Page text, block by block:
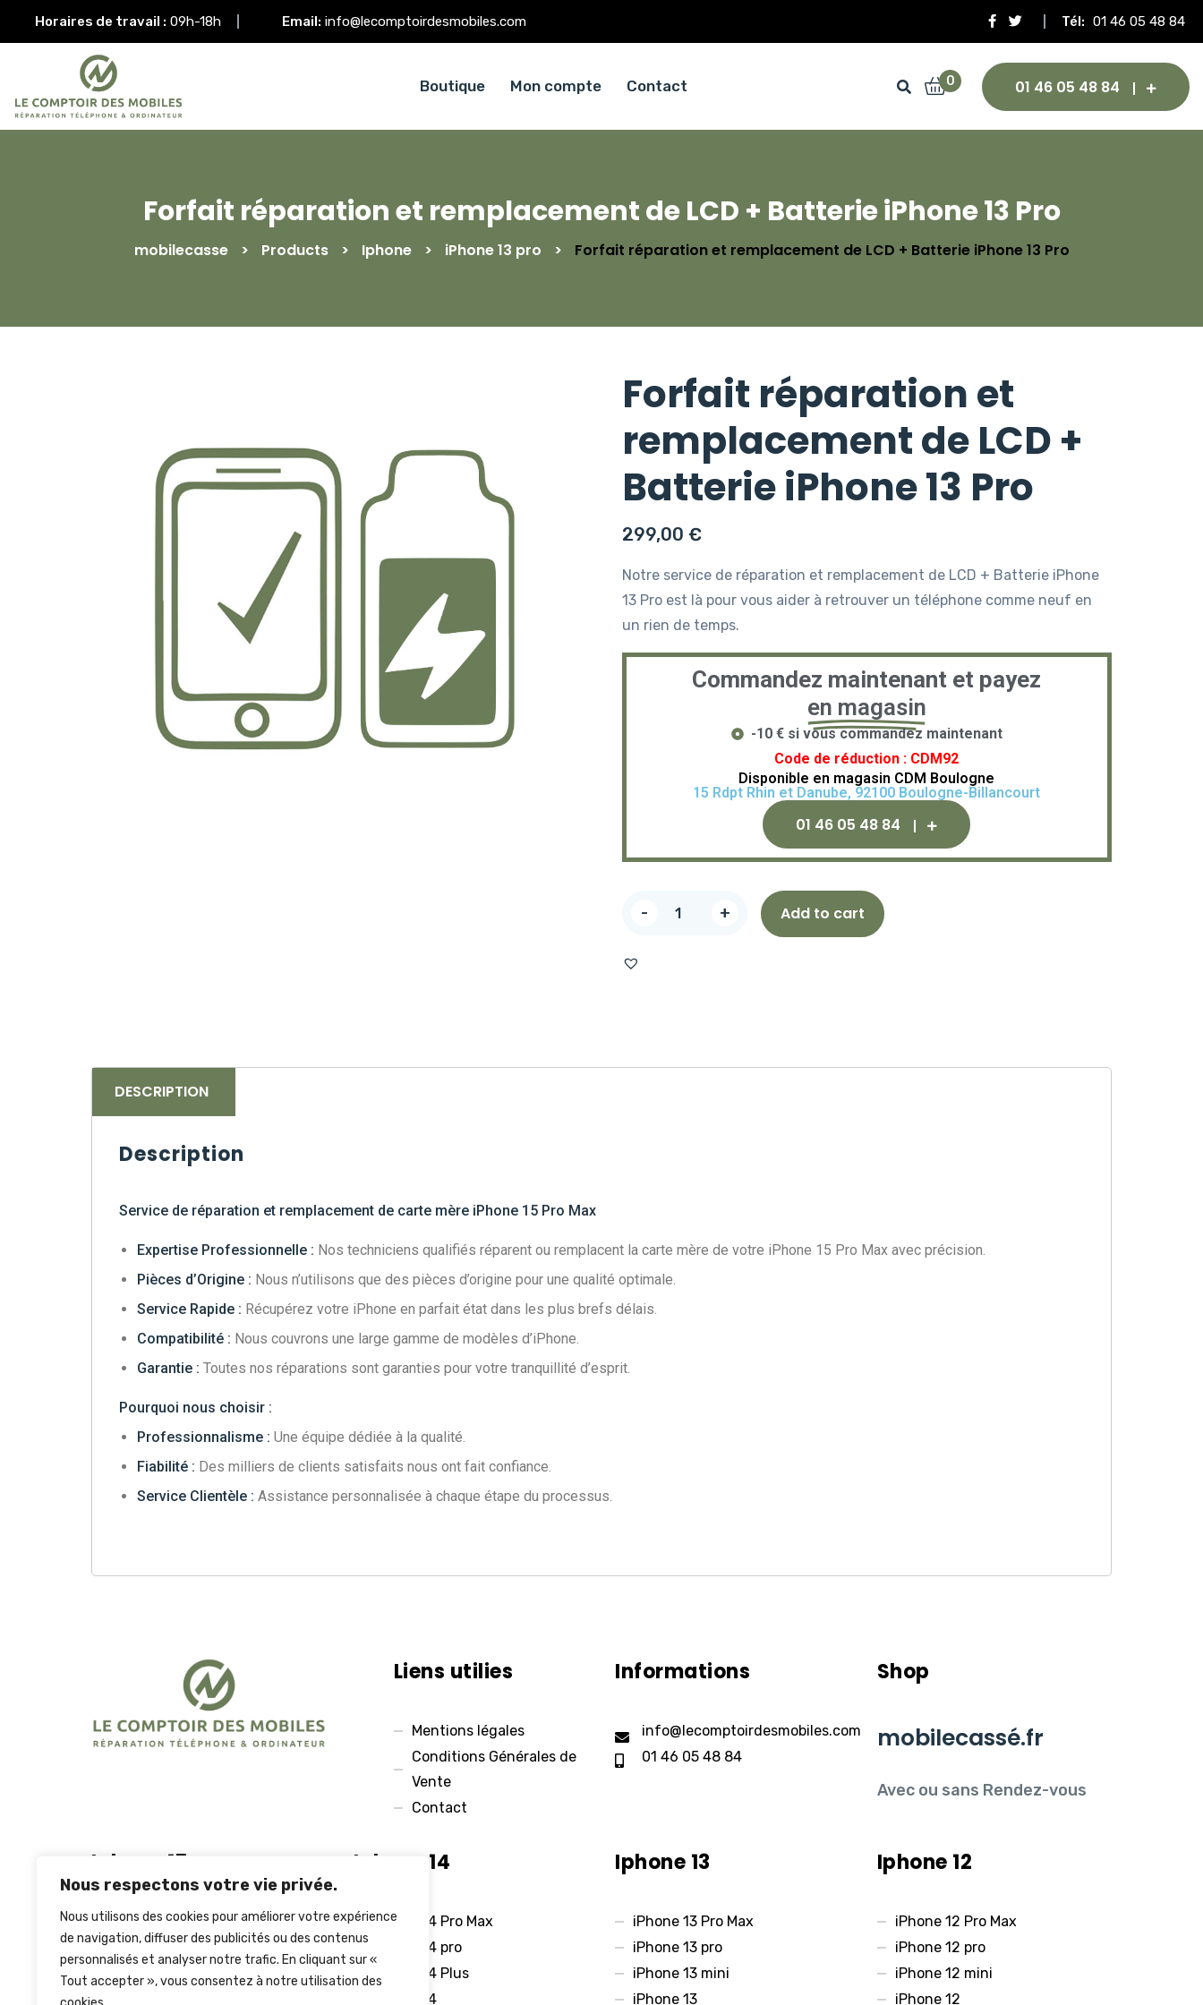
Nous respectons votre vie privée.
Nous utilisons des cookies pour améliorer votre expérience
de navigation, diffuser des publicités ou des contenus
personnalisés et analyser notre trafic. En cliquant sur «
Tout accepter », vous consentez à notre utilisation des
Horaires de travail : 09h-18h Email: info@lecomptoirdesmobiles.com Tél: 01 46 05 48 84
Boutique Mon compte Contact 0 01 46 05 48 84
Forfait réparation et remplacement de LCD + Batterie iPhone 13 Pro
mobilecasse > Products > Iphone > iPhone 13 pro > Forfait réparation et remplacement de LCD + Batterie iPhone 13 Pro
Forfait réparation et
remplacement de LCD +
Batterie iPhone 13 Pro
299,00 €
Notre service de réparation et remplacement de LCD + Batterie iPhone
13 Pro est là pour vous aider à retrouver un téléphone comme neuf en
un rien de temps.
Commandez maintenant et payez
en magasin
-10 € si vous commandez maintenant
Code de réduction : CDM92
Disponible en magasin CDM Boulogne
15 Rdpt Rhin et Danube, 92100 Boulogne-Billancourt
01 46 05 48 84
- + Add to cart
DESCRIPTION
Description
Service de réparation et remplacement de carte mère iPhone 15 Pro Max
Expertise Professionnelle : Nos techniciens qualifiés réparent ou remplacent la carte mère de votre iPhone 15 Pro Max avec précision.
Pièces d’Origine : Nous n’utilisons que des pièces d’origine pour une qualité optimale.
Service Rapide : Récupérez votre iPhone en parfait état dans les plus brefs délais.
Compatibilité : Nous couvrons une large gamme de modèles d’iPhone.
Garantie : Toutes nos réparations sont garanties pour votre tranquillité d’esprit.
Pourquoi nous choisir :
Professionnalisme : Une équipe dédiée à la qualité.
Fiabilité : Des milliers de clients satisfaits nous ont fait confiance.
Service Clientèle : Assistance personnalisée à chaque étape du processus.
Liens utilies
Mentions légales
Conditions Générales de
Vente
Contact
Informations
info@lecomptoirdesmobiles.com
01 46 05 48 84
Shop
mobilecassé.fr
Avec ou sans Rendez-vous
Iphone 15
iPhone 15 Pro Max
iPhone 15 pro
iPhone 15
Iphone 14
iPhone 14 Pro Max
iPhone 14 pro
iPhone 14 Plus
iPhone 14
Iphone 13
iPhone 13 Pro Max
iPhone 13 pro
iPhone 13 mini
iPhone 13
Iphone 12
iPhone 12 Pro Max
iPhone 12 pro
iPhone 12 mini
iPhone 12